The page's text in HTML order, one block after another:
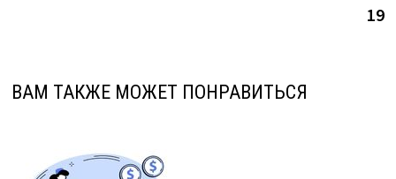
19
ВАМ ТАКЖЕ МОЖЕТ ПОНРАВИТЬСЯ